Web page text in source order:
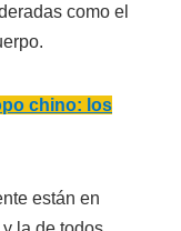
como el
chino: los
están en